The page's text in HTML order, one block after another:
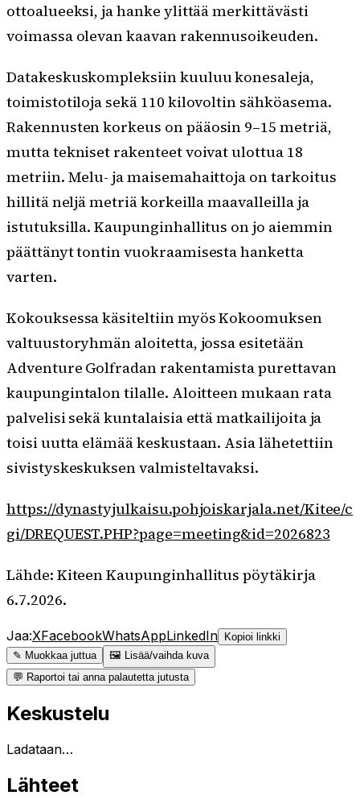
ottoalueeksi, ja hanke ylittää merkittävästi
voimassa olevan kaavan rakennusoikeuden.
Datakeskuskompleksiin kuuluu konesaleja,
toimistotiloja sekä 110 kilovoltin sähköasema.
Rakennusten korkeus on pääosin 9–15 metriä,
mutta tekniset rakenteet voivat ulottua 18
metriin. Melu- ja maisemahaittoja on tarkoitus
hillitä neljä metriä korkeilla maavalleilla ja
istutuksilla. Kaupunginhallitus on jo aiemmin
päättänyt tontin vuokraamisesta hanketta
varten.
Kokouksessa käsiteltiin myös Kokoomuksen
valtuustoryhmän aloitetta, jossa esitetään
Adventure Golfradan rakentamista purettavan
kaupungintalon tilalle. Aloitteen mukaan rata
palvelisi sekä kuntalaisia että matkailijoita ja
toisi uutta elämää keskustaan. Asia lähetettiin
sivistyskeskuksen valmisteltavaksi.
https://dynastyjulkaisu.pohjoiskarjala.net/Kitee/c
gi/DREQUEST.PHP?page=meeting&id=2026823
Lähde: Kiteen Kaupunginhallitus pöytäkirja
6.7.2026.
Jaa:XFacebookWhatsAppLinkedIn
Kopioi linkki
✎ Muokkaa juttua
🖼 Lisää/vaihda kuva
💬 Raportoi tai anna palautetta jutusta
Keskustelu
Ladataan…
Lähteet